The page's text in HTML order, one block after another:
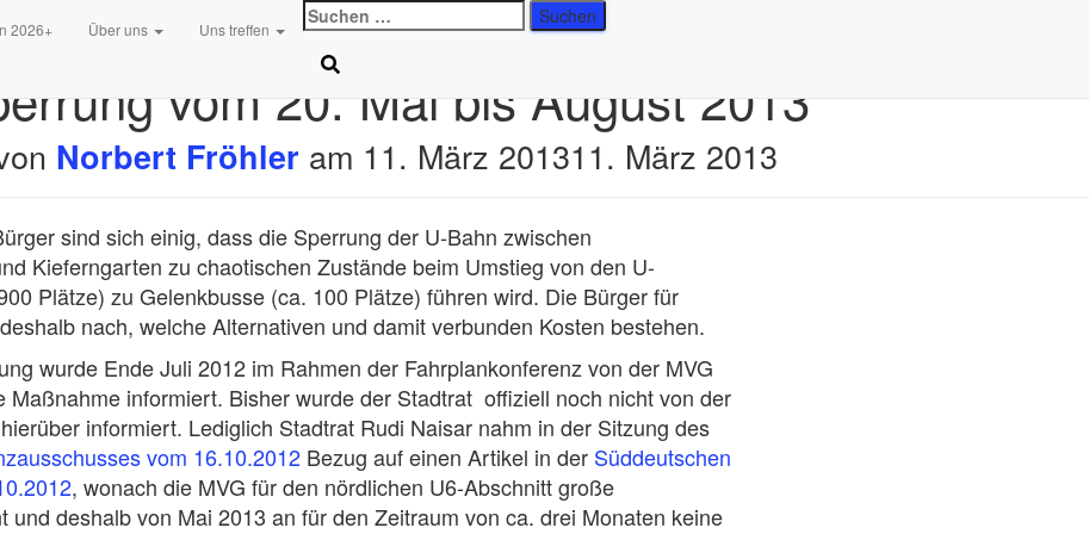
2026+ Über uns Uns treffen
Suchen
nach:
vom 20. Mai bis August 2013
Norbert Fröhler am 11. März 201311. März 2013
sind sich einig, dass die Sperrung der U-Bahn zwischen
Kieferngarten zu chaotischen Zustände beim Umstieg von den U-
Plätze) zu Gelenkbusse (ca. 100 Plätze) führen wird. Die Bürger für
nach, welche Alternativen und damit verbunden Kosten bestehen.
wurde Ende Juli 2012 im Rahmen der Fahrplankonferenz von der MVG
Maßnahme informiert. Bisher wurde der Stadtrat offiziell noch nicht von der
informiert. Lediglich Stadtrat Rudi Naisar nahm in der Sitzung des
vom 16.10.2012 Bezug auf einen Artikel in der Süddeutschen
, wonach die MVG für den nördlichen U6-Abschnitt große
und deshalb von Mai 2013 an für den Zeitraum von ca. drei Monaten keine